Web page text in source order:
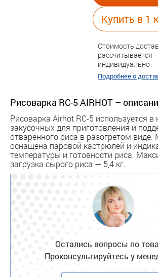
Купить в 1
Стоимость
рассчитывается
индивидуально
Подробнее о
Рисоварка RC-5 AIRHOT –
Рисоварка Airhot RC-5 используется в
закусочных для приготовления и
отваренного риса в разогретом виде.
оснащена паровой кастрюлей и
температуры и готовности риса.
загрузка сырого риса — 5,4 кг.
Остались вопросы по
Проконсультируйтесь у